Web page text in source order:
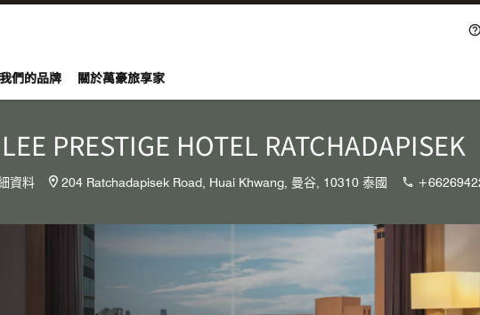
我們的品牌 關於萬豪旅享家
PRESTIGE HOTEL RATCHADAPISEK
資料 204 Ratchadapisek Road, Huai Khwang, 曼谷, 10310 泰國